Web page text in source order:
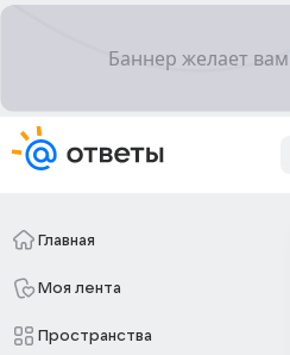
Главная
Моя лента
Пространства